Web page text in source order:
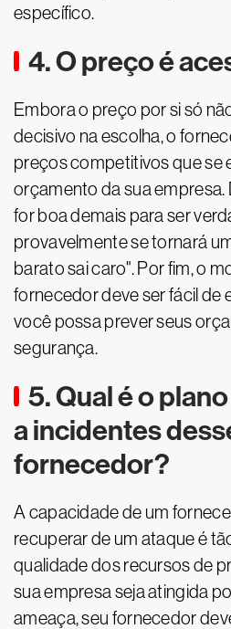
específico.
4. O preço é
Embora o preço por si só
decisivo na escolha, o
preços competitivos que se
orçamento da sua empresa.
for boa demais para ser
provavelmente se tornará
barato sai caro". Por fim, o
fornecedor deve ser fácil de
você possa prever seus
segurança.
5. Qual é o
a incidentes
fornecedor?
A capacidade de um
recuperar de um ataque é
qualidade dos recursos de
sua empresa seja atingida
ameaça, seu fornecedor